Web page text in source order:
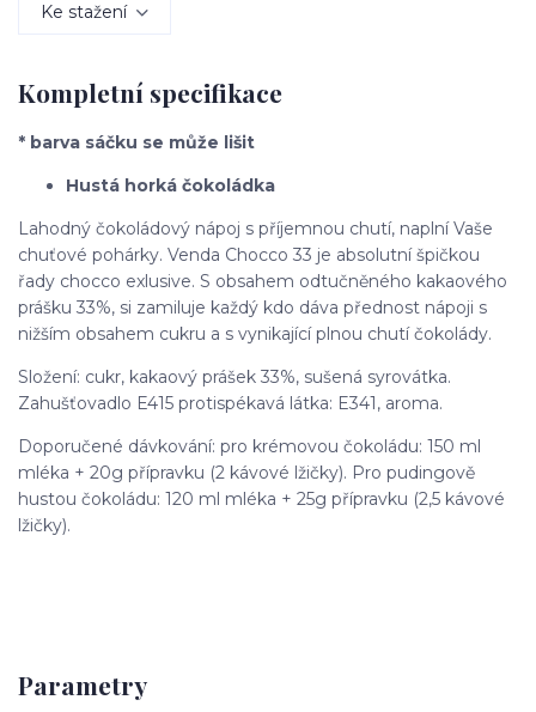
Ke stažení
Kompletní specifikace
* barva sáčku se může lišit
Hustá horká čokoládka
Lahodný čokoládový nápoj s příjemnou chutí, naplní Vaše
chuťové pohárky. Venda Chocco 33 je absolutní špičkou
řady chocco exlusive. S obsahem odtučněného kakaového
prášku 33%, si zamiluje každý kdo dáva přednost nápoji s
nižším obsahem cukru a s vynikající plnou chutí čokolády.
Složení: cukr, kakaový prášek 33%, sušená syrovátka.
Zahušťovadlo E415 protispékavá látka: E341, aroma.
Doporučené dávkování: pro krémovou čokoládu: 150 ml
mléka + 20g přípravku (2 kávové lžičky). Pro pudingově
hustou čokoládu: 120 ml mléka + 25g přípravku (2,5 kávové
lžičky).
Parametry